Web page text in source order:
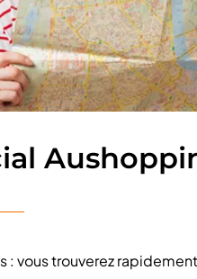
trouverez